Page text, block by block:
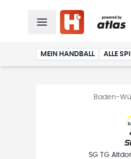
MEIN HANDBALL ALLE
Baden-
SG TG